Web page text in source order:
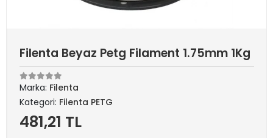
Filenta Beyaz Petg Filament 1.75mm 1Kg
Marka: Filenta
Kategori: Filenta PETG
481,21 TL